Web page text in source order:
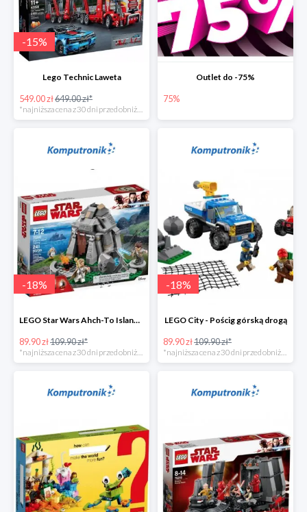
-15%
Lego Technic Laweta
549.00 zł649.00 zł*
*najniższa cena z 30 dni przed obniżką
Outlet do -75%
75%
-18%
LEGO Star Wars Ahch-To Island Training
89.90 zł109.90 zł*
-18%
LEGO City - Pościg górską drogą
89.90 zł109.90 zł*